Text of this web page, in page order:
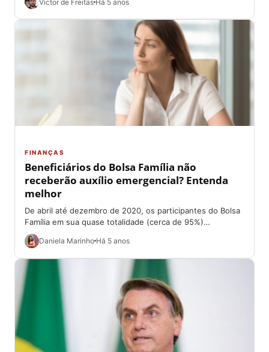
Victor de Freitas Há 5 anos
FINANÇAS
Beneficiários do Bolsa Família não
receberão auxílio emergencial? Entenda
melhor
De abril até dezembro de 2020, os participantes do Bolsa
Família em sua quase totalidade (cerca de 95%)
receberam o auxílio pago...
Daniela Marinho Há 5 anos